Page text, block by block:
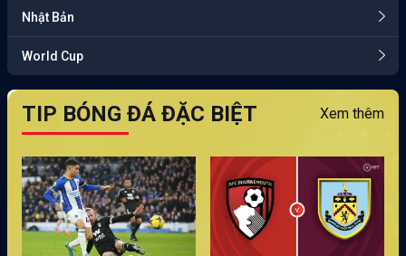
Nhật Bản
World Cup
TIP BÓNG ĐÁ ĐẶC BIỆT Xem thêm